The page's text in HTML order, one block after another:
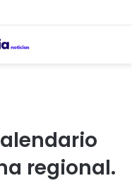
regional.